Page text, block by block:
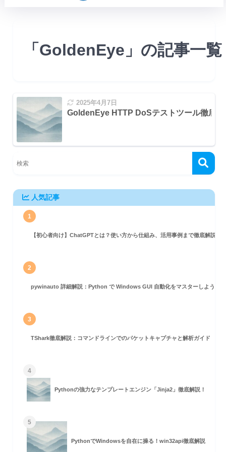
「GoldenEye」の記事一覧
2025年4月7日
GoldenEye HTTP DoSテストツール徹底解
人気記事
1
【初心者向け】ChatGPTとは？使い方から仕組み、活用事例まで徹底解説
2
pywinauto 詳細解説：Python で Windows GUI 自動化をマスターしよう！
3
TShark徹底解説：コマンドラインでのパケットキャプチャと解析ガイド
4
Pythonの強力なテンプレートエンジン「Jinja2」徹底解説！
5
PythonでWindowsを自在に操る！win32api徹底解説